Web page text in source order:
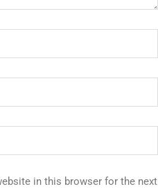
in this browser for the next